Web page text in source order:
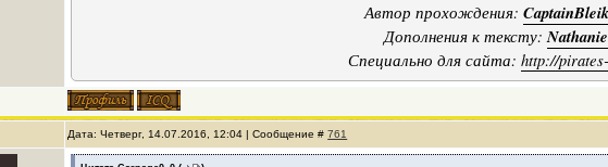
Автор прохождения:
Дополнения к тексту:
Специально для сайта:http://
Дата: Четверг, 14.07.2016, 12:04 | Сообщение #761